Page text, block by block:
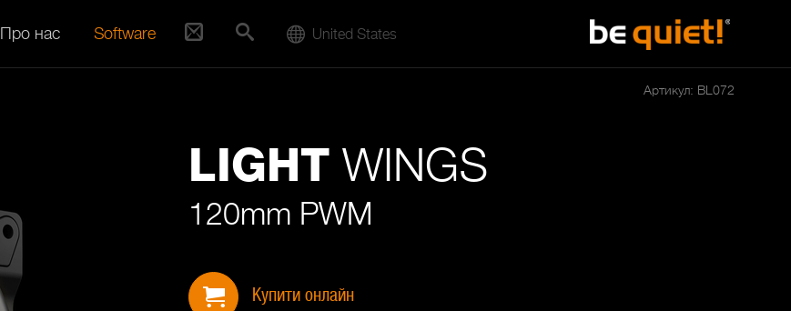
Про нас Software United States
Артикул: BL072
LIGHT WINGS
120mm PWM
Купити онлайн